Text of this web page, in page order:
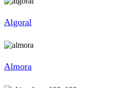
Algoral
Almora